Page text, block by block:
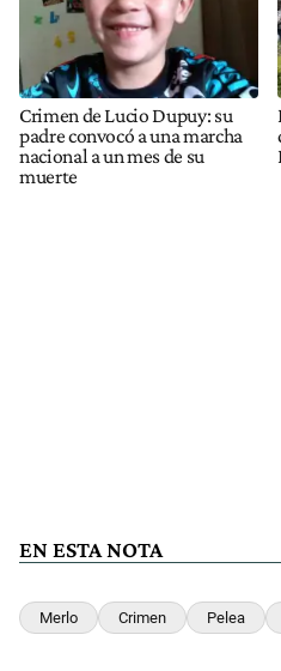
Crimen de Lucio Dupuy: su
padre convocó a una marcha
nacional a un mes de su
muerte
EN ESTA NOTA
Merlo Crimen Pelea